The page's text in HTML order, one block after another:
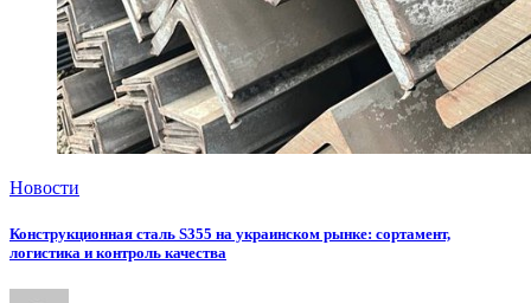
Новости
Конструкционная сталь S355 на украинском рынке: сортамент,
логистика и контроль качества